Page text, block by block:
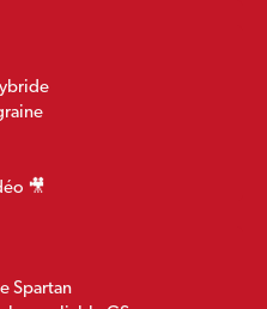
🎥
Spartan